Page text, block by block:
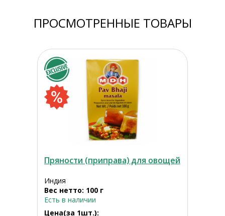
ПРОСМОТРЕННЫЕ ТОВАРЫ
Пряности (приправа) для овощей
Индия
Вес нетто: 100 г
Есть в наличии
Цена(за 1шт.):